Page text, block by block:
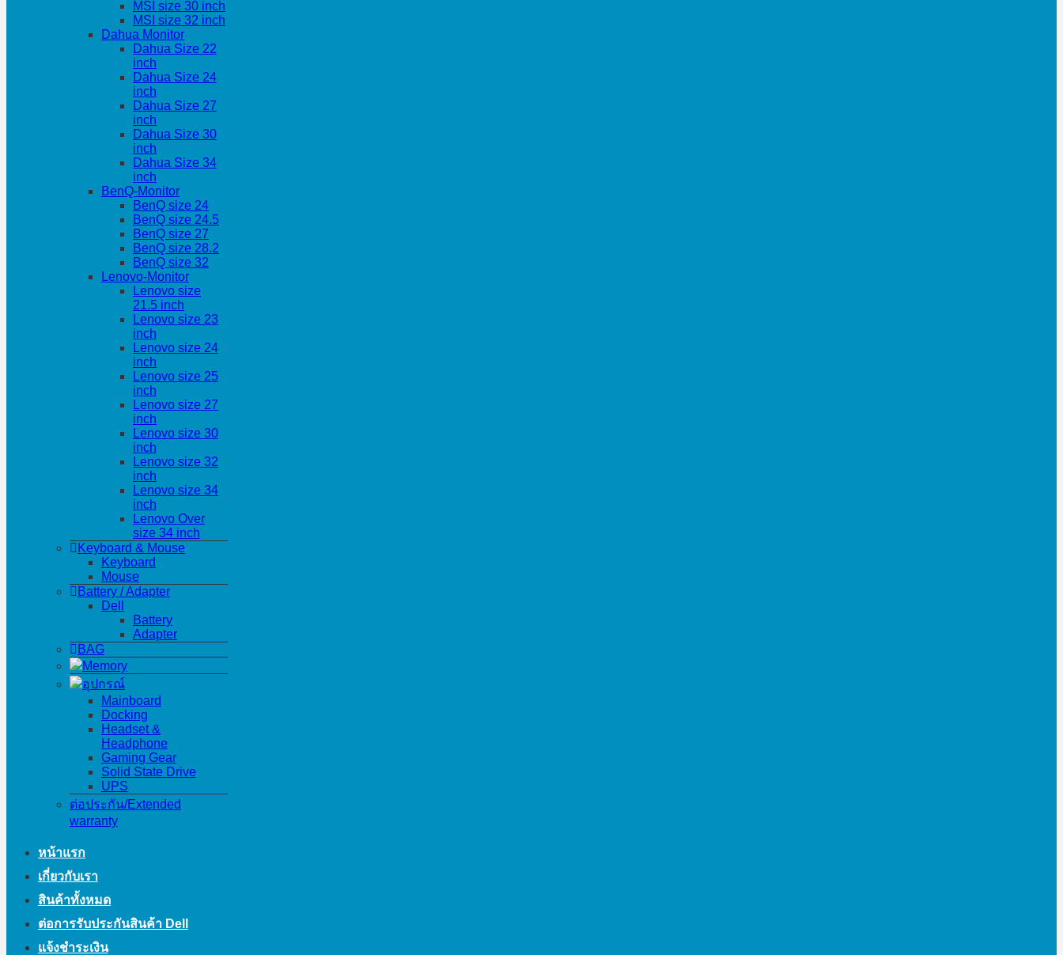
MSI size 30 inch
MSI size 32 inch
Dahua Monitor
Dahua Size 22
inch
Dahua Size 24
inch
Dahua Size 27
inch
Dahua Size 30
inch
Dahua Size 34
inch
BenQ-Monitor
BenQ size 24
BenQ size 24.5
BenQ size 27
BenQ size 28.2
BenQ size 32
Lenovo-Monitor
Lenovo size
21.5 inch
Lenovo size 23
inch
Lenovo size 24
inch
Lenovo size 25
inch
Lenovo size 27
inch
Lenovo size 30
inch
Lenovo size 32
inch
Lenovo size 34
inch
Lenovo Over
size 34 inch
Keyboard & Mouse
Keyboard
Mouse
Battery / Adapter
Dell
Battery
Adapter
BAG
Memory
อุปกรณ์
Mainboard
Docking
Headset &
Headphone
Gaming Gear
Solid State Drive
UPS
ต่อประกัน/Extended
warranty
หน้าแรก
เกี่ยวกับเรา
สินค้าทั้งหมด
ต่อการรับประกันสินค้า Dell
แจ้งชำระเงิน